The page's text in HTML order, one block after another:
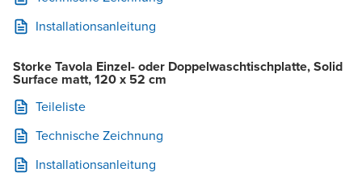
Installationsanleitung
Storke Tavola Einzel- oder Doppelwaschtischplatte, Solid
Surface matt, 120 x 52 cm
Teileliste
Technische Zeichnung
Installationsanleitung